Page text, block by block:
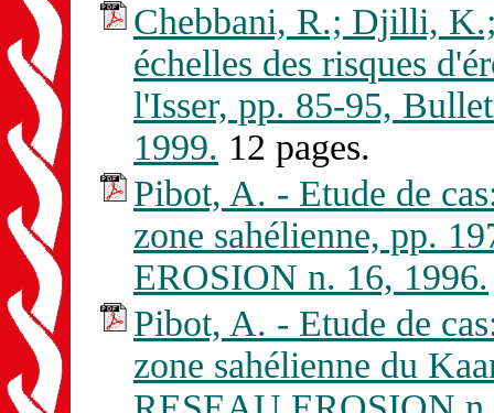
Chebbani, R.; Djilli,
échelles des risques
l'Isser, pp. 85-95,
1999. 12 pages.
Pibot, A. - Etude de
zone sahélienne, pp.
EROSION n. 16, 1996.
Pibot, A. - Etude de
zone sahélienne du